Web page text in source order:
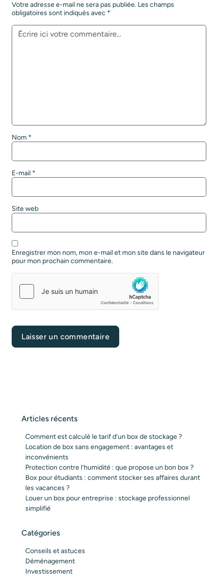
Votre adresse e-mail ne sera pas publiée. Les champs
obligatoires sont indiqués avec *
Nom *
E-mail *
Site web
Enregistrer mon nom, mon e-mail et mon site dans le navigateur
pour mon prochain commentaire.
Articles récents
Comment est calculé le tarif d’un box de stockage ?
Location de box sans engagement : avantages et
inconvénients
Protection contre l’humidité : que propose un bon box ?
Box pour étudiants : comment stocker ses affaires durant
les vacances ?
Louer un box pour entreprise : stockage professionnel
simplifié
Catégories
Conseils et astuces
Déménagement
Investissement